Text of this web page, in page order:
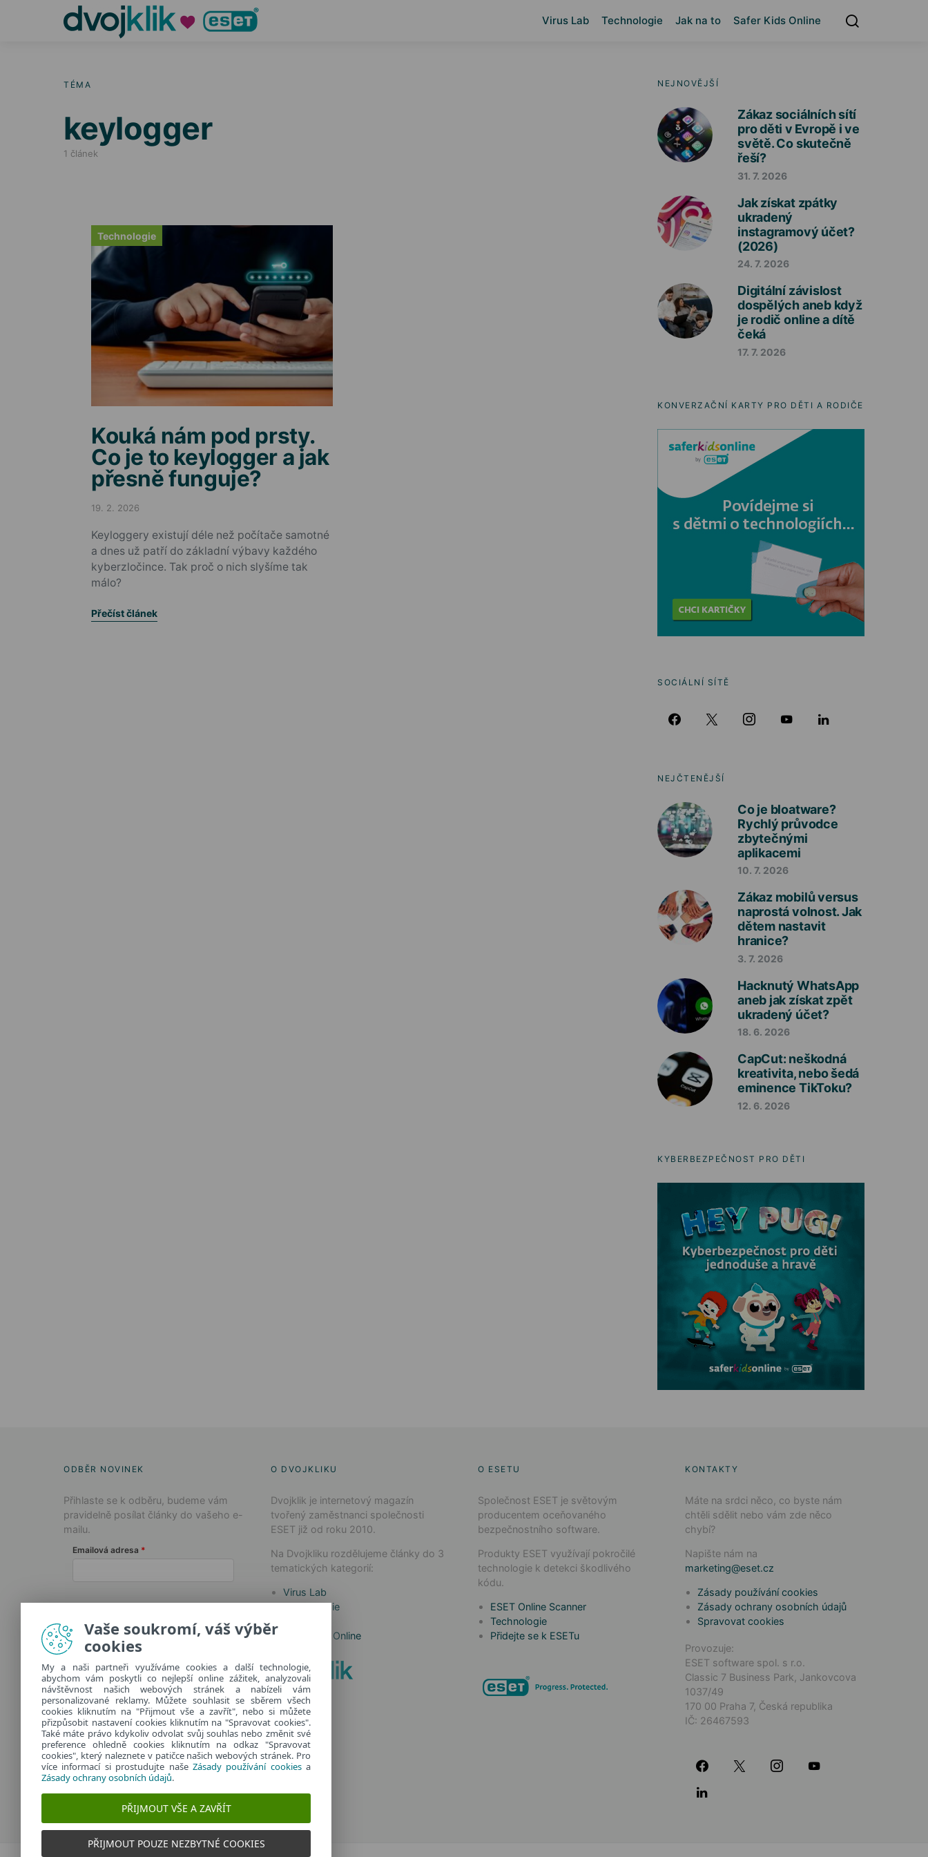
Virus Lab Technologie Jak na to Safer Kids Online
TÉMA
keylogger
1 článek
Technologie
Kouká nám pod prsty.
Co je to keylogger a jak
přesně funguje?
Posted on
19. 2. 2026
Keyloggery existují déle než počítače samotné
a dnes už patří do základní výbavy každého
kyberzločince. Tak proč o nich slyšíme tak
málo?
Přečíst článek
NEJNOVĚJŠÍ
Zákaz sociálních sítí
pro děti v Evropě i ve
světě. Co skutečně
řeší?
31. 7. 2026
Jak získat zpátky
ukradený
instagramový účet?
(2026)
24. 7. 2026
Digitální závislost
dospělých aneb když
je rodič online a dítě
čeká
17. 7. 2026
KONVERZAČNÍ KARTY PRO DĚTI A RODIČE
SOCIÁLNÍ SÍTĚ
NEJČTENĚJŠÍ
Co je bloatware?
Rychlý průvodce
zbytečnými
aplikacemi
10. 7. 2026
Zákaz mobilů versus
naprostá volnost. Jak
dětem nastavit
hranice?
3. 7. 2026
Hacknutý WhatsApp
aneb jak získat zpět
ukradený účet?
18. 6. 2026
CapCut: neškodná
kreativita, nebo šedá
eminence TikToku?
12. 6. 2026
KYBERBEZPEČNOST PRO DĚTI
ODBĚR NOVINEK
Přihlaste se k odběru, budeme vám
pravidelně posílat články do vašeho e-
mailu.
Emailová adresa
Další informace o zpracování
osobních údajů najdete v našich
zásadách ochrany osobních údajů
O DVOJKLIKU
Dvojklik je internetový magazín
tvořený zaměstnanci společnosti
ESET již od roku 2010.
Na Dvojkliku rozdělujeme články do 3
tematických kategorií:
Virus Lab
Technologie
Safer Kids Online
O ESETU
Společnost ESET je světovým
producentem oceňovaného
bezpečnostního software.
Produkty ESET využívají pokročilé
technologie k detekci škodlivého
kódu.
ESET Online Scanner
Technologie
Přidejte se k ESETu
KONTAKTY
Máte na srdci něco, co byste nám
chtěli sdělit nebo vám zde něco
chybí?
Napište nám na
marketing@eset.cz
Zásady používání cookies
Zásady ochrany osobních údajů
Spravovat cookies
Provozuje:
ESET software spol. s r.o.
Classic 7 Business Park, Jankovcova
1037/49
170 00 Praha 7, Česká republika
IČ: 26467593
Vaše soukromí, váš výběr
cookies
My a naši partneři využíváme cookies a další technologie,
abychom vám poskytli co nejlepší online zážitek, analyzovali
návštěvnost našich webových stránek a nabízeli vám
personalizované reklamy. Můžete souhlasit se sběrem všech
cookies kliknutím na "Přijmout vše a zavřít", nebo si můžete
přizpůsobit nastavení cookies kliknutím na "Spravovat cookies".
Také máte právo kdykoliv odvolat svůj souhlas nebo změnit své
preference ohledně cookies kliknutím na odkaz "Spravovat
cookies", který naleznete v patičce našich webových stránek. Pro
více informací si prostudujte naše Zásady používání cookiesa
Zásady ochrany osobních údajů.
PŘIJMOUT VŠE A ZAVŘÍT
PŘIJMOUT POUZE NEZBYTNÉ COOKIES